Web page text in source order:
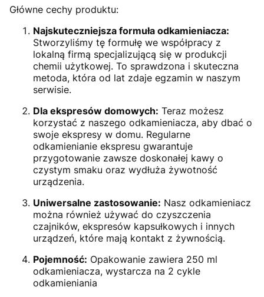
Główne cechy produktu:
Najskuteczniejsza formuła odkamieniacza:
Stworzyliśmy tę formułę we współpracy z
lokalną firmą specjalizującą się w produkcji
chemii użytkowej. To sprawdzona i skuteczna
metoda, która od lat zdaje egzamin w naszym
serwisie.
Dla ekspresów domowych: Teraz możesz
korzystać z naszego odkamieniacza, aby dbać o
swoje ekspresy w domu. Regularne
odkamienianie ekspresu gwarantuje
przygotowanie zawsze doskonałej kawy o
czystym smaku oraz wydłuża żywotność
urządzenia.
Uniwersalne zastosowanie: Nasz odkamieniacz
można również używać do czyszczenia
czajników, ekspresów kapsułkowych i innych
urządzeń, które mają kontakt z żywnością.
Pojemność: Opakowanie zawiera 250 ml
odkamieniacza, wystarcza na 2 cykle
odkamieniania